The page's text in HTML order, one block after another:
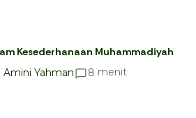
Kesederhanaan Muhammadiyah
Amini Yahman
8 menit